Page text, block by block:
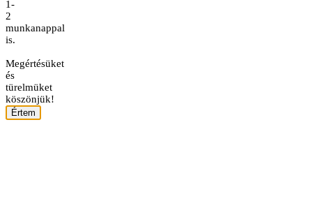
1-
2
munkanappal
is.
Megértésüket
és
türelmüket
köszönjük!
Értem